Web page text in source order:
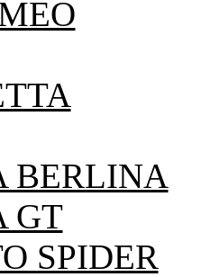
BERLINA
GT
SPIDER